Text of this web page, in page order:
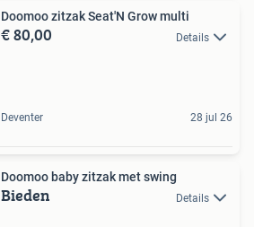
Doomoo zitzak Seat'N Grow multi
€ 80,00 Details
Deventer 28 jul 26
Doomoo baby zitzak met swing
Bieden Details